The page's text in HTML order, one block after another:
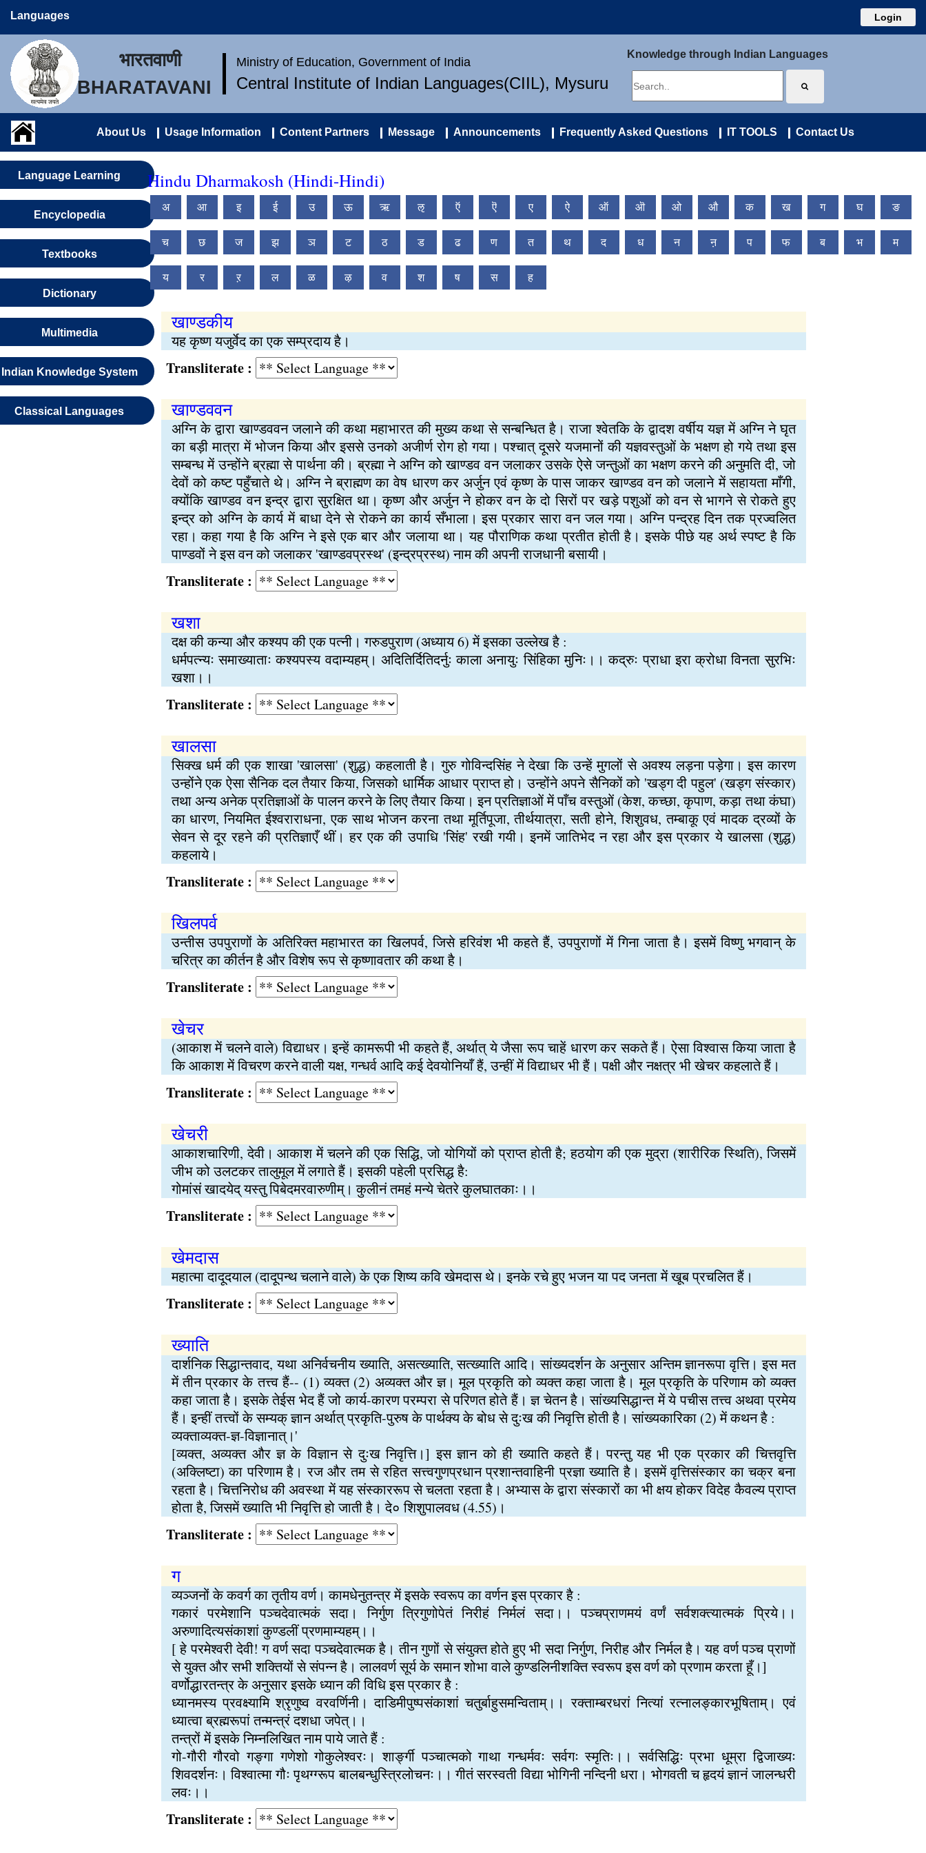
Languages Login
भारतवाणी
BHARATAVANI
Ministry of Education, Government of India
Central Institute of Indian Languages(CIIL), Mysuru
Knowledge through Indian Languages
About Us Usage Information Content Partners Message Announcements Frequently Asked Questions IT TOOLS Contact Us
Language Learning
Encyclopedia
Textbooks
Dictionary
Multimedia
Indian Knowledge System
Classical Languages
Hindu Dharmakosh (Hindi-Hindi)
अ आ इ ई उ ऊ ऋ ऌ ऍ ऎ ए ऐ ऑ ऒ ओ औ क ख ग घ ङ
च छ ज झ ञ ट ठ ड ढ ण त थ द ध न ऩ प फ ब भ म
य र ऱ ल ळ ऴ व श ष स ह
खाण्डकीय
यह कृष्ण यजुर्वेद का एक सम्प्रदाय है।
Transliterate :
खाण्डववन
अग्नि के द्वारा खाण्डववन जलाने की कथा महाभारत की मुख्य कथा से सन्बन्धित है। राजा श्वेतकि के द्वादश वर्षीय यज्ञ में अग्नि ने घृत
का बड़ी मात्रा में भोजन किया और इससे उनको अजीर्ण रोग हो गया। पश्चात् दूसरे यजमानों की यज्ञवस्तुओं के भक्षण हो गये तथा इस
सम्बन्ध में उन्होंने ब्रह्मा से पार्थना की। ब्रह्मा ने अग्नि को खाण्डव वन जलाकर उसके ऐसे जन्तुओं का भक्षण करने की अनुमति दी, जो
देवों को कष्ट पहुँचाते थे। अग्नि ने ब्राह्मण का वेष धारण कर अर्जुन एवं कृष्ण के पास जाकर खाण्डव वन को जलाने में सहायता माँगी,
क्योंकि खाण्डव वन इन्द्र द्वारा सुरक्षित था। कृष्ण और अर्जुन ने होकर वन के दो सिरों पर खड़े पशुओं को वन से भागने से रोकते हुए
इन्द्र को अग्नि के कार्य में बाधा देने से रोकने का कार्य सँभाला। इस प्रकार सारा वन जल गया। अग्नि पन्द्रह दिन तक प्रज्वलित
रहा। कहा गया है कि अग्नि ने इसे एक बार और जलाया था। यह पौराणिक कथा प्रतीत होती है। इसके पीछे यह अर्थ स्पष्ट है कि
पाण्डवों ने इस वन को जलाकर 'खाण्डवप्रस्थ' (इन्द्रप्रस्थ) नाम की अपनी राजधानी बसायी।
Transliterate :
खशा
दक्ष की कन्या और कश्यप की एक पत्नी। गरुडपुराण (अध्याय 6) में इसका उल्लेख है :
धर्मपत्न्यः समाख्याताः कश्यपस्य वदाम्यहम्। अदितिर्दितिदर्नुः काला अनायुः सिंहिका मुनिः।। कद्रुः प्राधा इरा क्रोधा विनता सुरभिः
खशा।।
Transliterate :
खालसा
सिक्ख धर्म की एक शाखा 'खालसा' (शुद्ध) कहलाती है। गुरु गोविन्दसिंह ने देखा कि उन्हें मुगलों से अवश्य लड़ना पड़ेगा। इस कारण
उन्होंने एक ऐसा सैनिक दल तैयार किया, जिसको धार्मिक आधार प्राप्त हो। उन्होंने अपने सैनिकों को 'खड्ग दी पहुल' (खड्ग संस्कार)
तथा अन्य अनेक प्रतिज्ञाओं के पालन करने के लिए तैयार किया। इन प्रतिज्ञाओं में पाँच वस्तुओं (केश, कच्छा, कृपाण, कड़ा तथा कंघा)
का धारण, नियमित ईश्वराराधना, एक साथ भोजन करना तथा मूर्तिपूजा, तीर्थयात्रा, सती होने, शिशुवध, तम्बाकू एवं मादक द्रव्यों के
सेवन से दूर रहने की प्रतिज्ञाएँ थीं। हर एक की उपाधि 'सिंह' रखी गयी। इनमें जातिभेद न रहा और इस प्रकार ये खालसा (शुद्ध)
कहलाये।
Transliterate :
खिलपर्व
उन्तीस उपपुराणों के अतिरिक्त महाभारत का खिलपर्व, जिसे हरिवंश भी कहते हैं, उपपुराणों में गिना जाता है। इसमें विष्णु भगवान् के
चरित्र का कीर्तन है और विशेष रूप से कृष्णावतार की कथा है।
Transliterate :
खेचर
(आकाश में चलने वाले) विद्याधर। इन्हें कामरूपी भी कहते हैं, अर्थात् ये जैसा रूप चाहें धारण कर सकते हैं। ऐसा विश्वास किया जाता है
कि आकाश में विचरण करने वाली यक्ष, गन्धर्व आदि कई देवयोनियाँ हैं, उन्हीं में विद्याधर भी हैं। पक्षी और नक्षत्र भी खेचर कहलाते हैं।
Transliterate :
खेचरी
आकाशचारिणी, देवी। आकाश में चलने की एक सिद्धि, जो योगियों को प्राप्त होती है; हठयोग की एक मुद्रा (शारीरिक स्थिति), जिसमें
जीभ को उलटकर तालुमूल में लगाते हैं। इसकी पहेली प्रसिद्ध है:
गोमांसं खादयेद् यस्तु पिबेदमरवारुणीम्। कुलीनं तमहं मन्ये चेतरे कुलघातकाः।।
Transliterate :
खेमदास
महात्मा दादूदयाल (दादूपन्थ चलाने वाले) के एक शिष्य कवि खेमदास थे। इनके रचे हुए भजन या पद जनता में खूब प्रचलित हैं।
Transliterate :
ख्याति
दार्शनिक सिद्धान्तवाद, यथा अनिर्वचनीय ख्याति, असत्ख्याति, सत्ख्याति आदि। सांख्यदर्शन के अनुसार अन्तिम ज्ञानरूपा वृत्ति। इस मत
में तीन प्रकार के तत्त्व हैं-- (1) व्यक्त (2) अव्यक्त और ज्ञ। मूल प्रकृति को व्यक्त कहा जाता है। मूल प्रकृति के परिणाम को व्यक्त
कहा जाता है। इसके तेईस भेद हैं जो कार्य-कारण परम्परा से परिणत होते हैं। ज्ञ चेतन है। सांख्यसिद्धान्त में ये पचीस तत्त्व अथवा प्रमेय
हैं। इन्हीं तत्त्वों के सम्यक् ज्ञान अर्थात् प्रकृति-पुरुष के पार्थक्य के बोध से दुःख की निवृत्ति होती है। सांख्यकारिका (2) में कथन है :
व्यक्ताव्यक्त-ज्ञ-विज्ञानात्।'
[व्यक्त, अव्यक्त और ज्ञ के विज्ञान से दुःख निवृत्ति।] इस ज्ञान को ही ख्याति कहते हैं। परन्तु यह भी एक प्रकार की चित्तवृत्ति
(अक्लिष्टा) का परिणाम है। रज और तम से रहित सत्त्वगुणप्रधान प्रशान्तवाहिनी प्रज्ञा ख्याति है। इसमें वृत्तिसंस्कार का चक्र बना
रहता है। चित्तनिरोध की अवस्था में यह संस्काररूप से चलता रहता है। अभ्यास के द्वारा संस्कारों का भी क्षय होकर विदेह कैवल्य प्राप्त
होता है, जिसमें ख्याति भी निवृत्ति हो जाती है। दे० शिशुपालवध (4.55)।
Transliterate :
ग
व्यञ्जनों के कवर्ग का तृतीय वर्ण। कामधेनुतन्त्र में इसके स्वरूप का वर्णन इस प्रकार है :
गकारं परमेशानि पञ्चदेवात्मकं सदा। निर्गुण त्रिगुणोपेतं निरीहं निर्मलं सदा।। पञ्चप्राणमयं वर्णं सर्वशक्त्यात्मकं प्रिये।।
अरुणादित्यसंकाशां कुण्डलीं प्रणमाम्यहम्।।
[ हे परमेश्वरी देवी! ग वर्ण सदा पञ्चदेवात्मक है। तीन गुणों से संयुक्त होते हुए भी सदा निर्गुण, निरीह और निर्मल है। यह वर्ण पञ्च प्राणों
से युक्त और सभी शक्तियों से संपन्न है। लालवर्ण सूर्य के समान शोभा वाले कुण्डलिनीशक्ति स्वरूप इस वर्ण को प्रणाम करता हूँ।]
वर्णोद्धारतन्त्र के अनुसार इसके ध्यान की विधि इस प्रकार है :
ध्यानमस्य प्रवक्ष्यामि श्रृणुष्व वरवर्णिनी। दाडिमीपुष्पसंकाशां चतुर्बाहुसमन्विताम्।। रक्ताम्बरधरां नित्यां रत्नालङ्कारभूषिताम्। एवं
ध्यात्वा ब्रह्मरूपां तन्मन्त्रं दशधा जपेत्।।
तन्त्रों में इसके निम्नलिखित नाम पाये जाते हैं :
गो-गौरी गौरवो गङ्गा गणेशो गोकुलेश्वरः। शार्ङ्गी पञ्चात्मको गाथा गन्धर्मवः सर्वगः स्मृतिः।। सर्वसिद्धिः प्रभा धूम्रा द्विजाख्यः
शिवदर्शनः। विश्वात्मा गौः पृथग्‍ग्‍रूप बालबन्धुस्त्रिलोचनः।। गीतं सरस्वती विद्या भोगिनी नन्दिनी धरा। भोगवती च हृदयं ज्ञानं जालन्धरी
लवः।।
Transliterate :